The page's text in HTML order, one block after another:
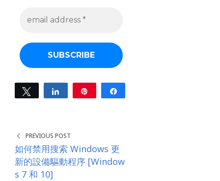
a
d
r
e
s
Tweet Share
PREVIOUS POST
如何禁用搜索 Windows 更
新的設備驅動程序 [Window
s 7 和 10]